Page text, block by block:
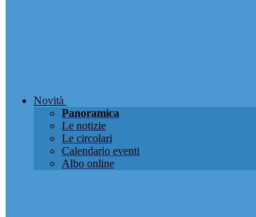
Novità
Panoramica
Le notizie
Le circolari
Calendario eventi
Albo online